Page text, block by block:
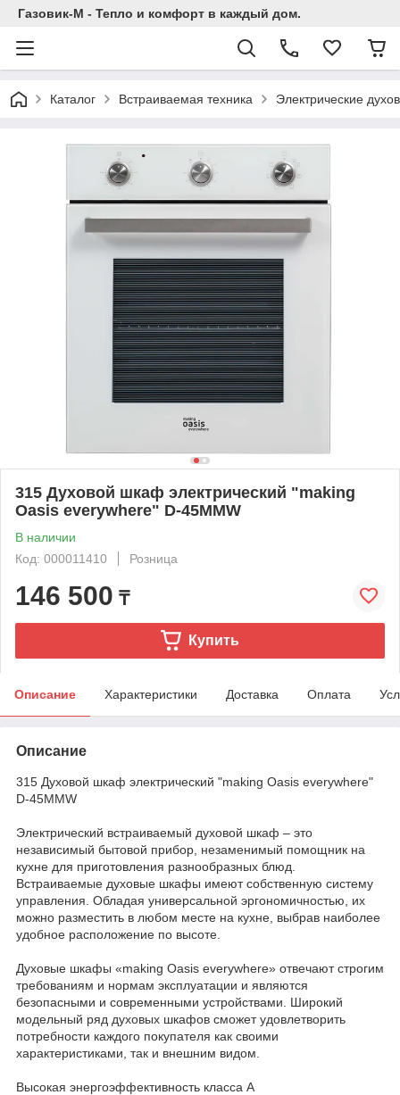
Газовик-М - Тепло и комфорт в каждый дом.
Каталог Встраиваемая техника Электрические
315 Духовой шкаф электрический "making
Oasis everywhere" D-45MMW
В наличии
Код: 000011410
Розница
146 500 ₸
Купить
Описание Характеристики Доставка Оплата
Описание
315 Духовой шкаф электрический "making Oasis everywhere"
D-45MMW
Электрический встраиваемый духовой шкаф – это
независимый бытовой прибор, незаменимый помощник на
кухне для приготовления разнообразных блюд.
Встраиваемые духовые шкафы имеют собственную систему
управления. Обладая универсальной эргономичностью, их
можно разместить в любом месте на кухне, выбрав наиболее
удобное расположение по высоте.
Духовые шкафы «making Oasis everywhere» отвечают строгим
требованиям и нормам эксплуатации и являются
безопасными и современными устройствами. Широкий
модельный ряд духовых шкафов сможет удовлетворить
потребности каждого покупателя как своими
характеристиками, так и внешним видом.
Высокая энергоэффективность класса А